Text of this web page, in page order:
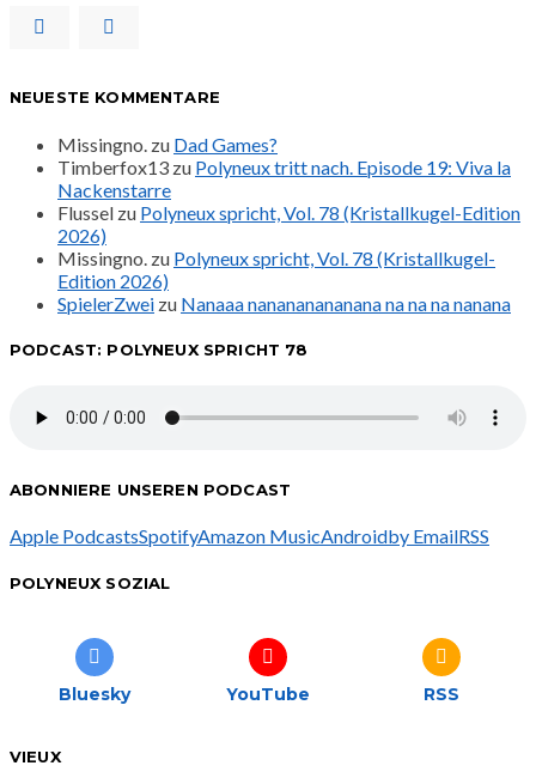
NEUESTE KOMMENTARE
Missingno. zu Dad Games?
Timberfox13 zu Polyneux tritt nach. Episode 19: Viva la
Nackenstarre
Flussel zu Polyneux spricht, Vol. 78 (Kristallkugel-Edition
2026)
Missingno. zu Polyneux spricht, Vol. 78 (Kristallkugel-
Edition 2026)
SpielerZwei zu Nanaaa nanananananana na na na nanana
PODCAST: POLYNEUX SPRICHT 78
ABONNIERE UNSEREN PODCAST
Apple PodcastsSpotifyAmazon MusicAndroidby EmailRSS
POLYNEUX SOZIAL
Bluesky YouTube RSS
VIEUX